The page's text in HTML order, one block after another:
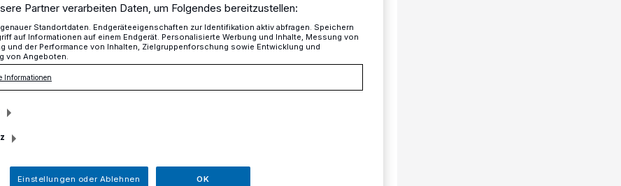
Onleihe gegen
kürzer und der Melatoninspiegel steigt.
das Serotonin, sinkt. Die Folge davon
die Aktivität wird gebremst.
Partner verarbeiten Daten, um Folgendes bereitzustellen:
Standortdaten. Endgeräteeigenschaften zur Identifikation aktiv abfragen. Speichern
auf Informationen auf einem Endgerät. Personalisierte Werbung und Inhalte, Messung von
und der Performance von Inhalten, Zielgruppenforschung sowie Entwicklung und
von Angeboten.
Informationen
Einstellungen oder Ablehnen OK